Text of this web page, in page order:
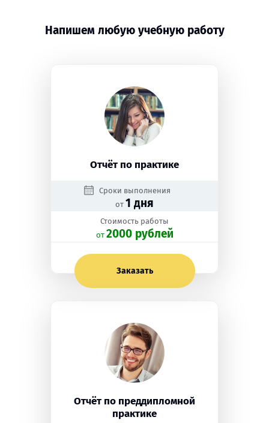
Напишем любую учебную работу
Отчёт по практике
Сроки выполнения
от 1 дня
Стоимость работы
oт 2000 рублей
Заказать
Отчёт по преддипломной
практике